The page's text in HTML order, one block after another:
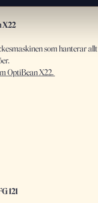
X22
som hanterar
OptiBean X22.
121